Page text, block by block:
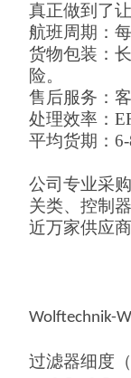
真正做到了
航班周期：
货物包装：
险。
售后服务：
处理效率：
平均货期：
公司专业采
关类、控制
近万家供应
Wolftechnik-
过滤器细度（